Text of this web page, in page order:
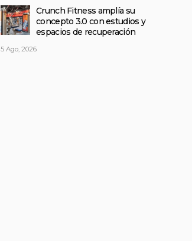
Crunch Fitness amplía su
concepto 3.0 con estudios y
espacios de recuperación
5 Ago, 2026